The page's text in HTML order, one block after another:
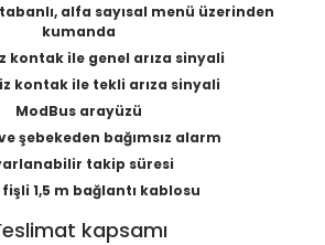
alfa sayısal menü üzerinden
kumanda
kontak ile genel arıza sinyali
kontak ile tekli arıza sinyali
ModBus arayüzü
şebekeden bağımsız alarm
takip süresi
fişli 1,5 m bağlantı kablosu
kapsamı